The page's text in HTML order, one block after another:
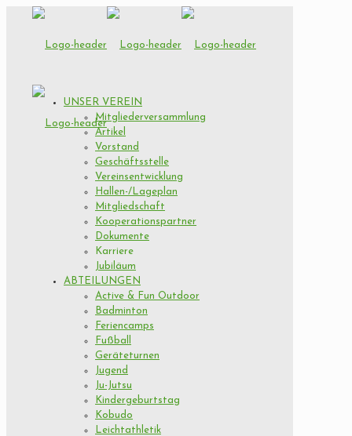
UNSER VEREIN
Mitgliederversammlung
Artikel
Vorstand
Geschäftsstelle
Vereinsentwicklung
Hallen-/Lageplan
Mitgliedschaft
Kooperationspartner
Dokumente
Karriere
Jubiläum
ABTEILUNGEN
Active & Fun Outdoor
Badminton
Feriencamps
Fußball
Geräteturnen
Jugend
Ju-Jutsu
Kindergeburtstag
Kobudo
Leichtathletik